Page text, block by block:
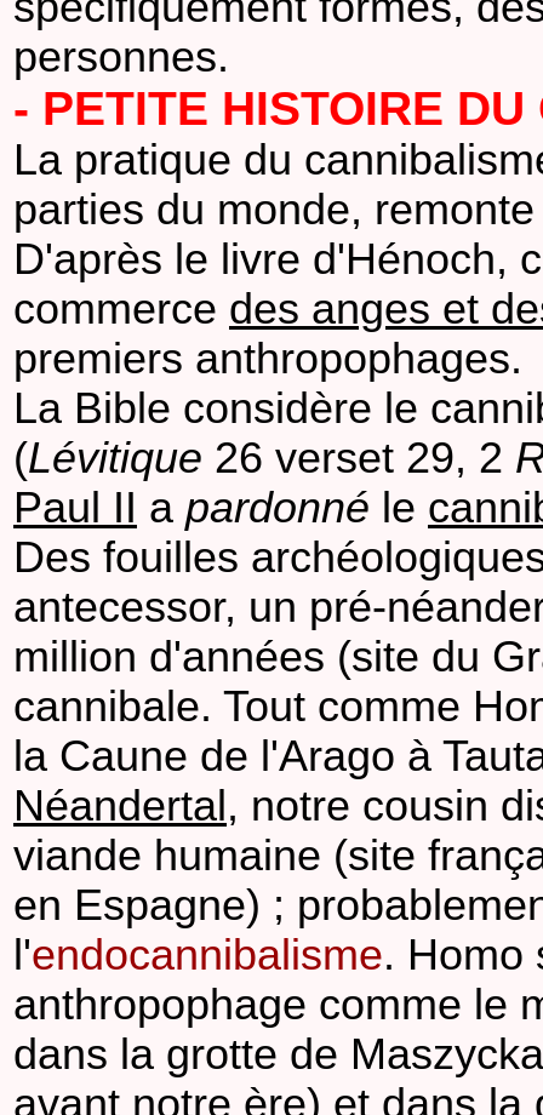
personnes.
- PETITE HISTOIRE
La pratique du
parties du monde,
D'après le livre d'Hénoch,
commerce des anges et
premiers anthropophages.
La Bible considère le
(Lévitique 26 verset 29, 2
Paul II a pardonné le
Des fouilles
antecessor, un pré-
million d'années (site du
cannibale. Tout comme
la Caune de l'Arago à
Néandertal , notre cousin
viande humaine (site
en Espagne) ;
l'endocannibalisme. Homo
anthropophage comme le
dans la grotte de
avant notre ère) et dans